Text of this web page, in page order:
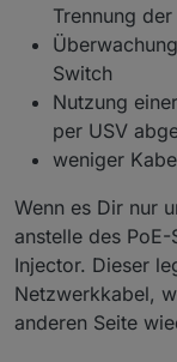
Trennung
Switch
Nutzung
per USV
weniger
Wenn es Dir nur
anstelle des
Injector. Dieser
Netzwerkkabel,
anderen Seite